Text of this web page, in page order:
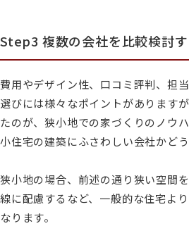
Step3 複数の会社を比較検討
費用やデザイン性、口コミ評判、担
選びには様々なポイントがあります
たのが、狭小地での家づくりのノウ
小住宅の建築にふさわしい会社かど
狭小地の場合、前述の通り狭い空間
線に配慮するなど、一般的な住宅よ
なります。